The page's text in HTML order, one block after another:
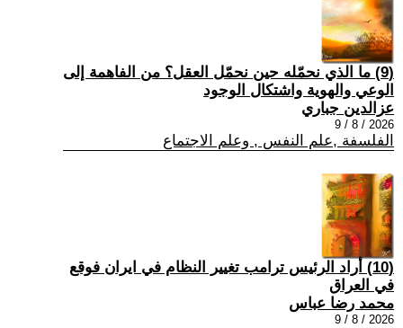
(9) ما الذي نحمّله حين نحمّل العقل؟ من الفاهمة إلى
الوعي والهوية واشتكال الوجود
عزالدين جباري
2026 / 8 / 9
الفلسفة ,علم النفس , وعلم الاجتماع
(10) أراد الرئيس ترامب تغيير النظام في ايران فوقع
في العراق
محمد رضا عباس
2026 / 8 / 9